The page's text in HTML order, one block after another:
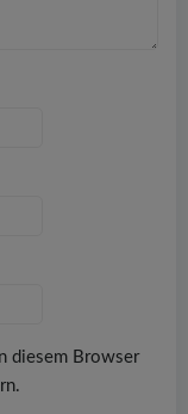
diesem Browser